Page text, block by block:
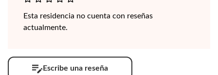
Esta residencia no cuenta con reseñas
actualmente.
Escribe una reseña